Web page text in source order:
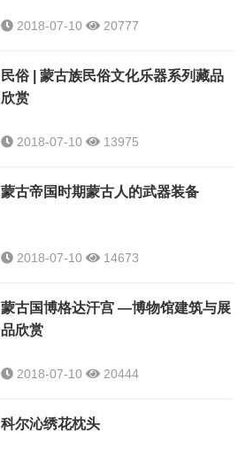
2018-07-10 20777
民俗 | 蒙古族民俗文化乐器系列藏品
欣赏
2018-07-10 13975
蒙古帝国时期蒙古人的武器装备
2018-07-10 14673
蒙古国博格达汗宫 —博物馆建筑与展
品欣赏
2018-07-10 20444
科尔沁绣花枕头